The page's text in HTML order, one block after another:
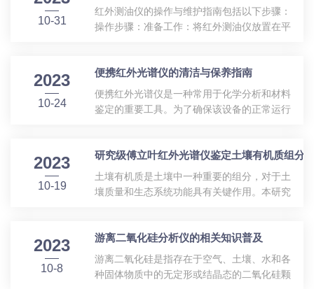
分子结构和化学键信息。二、红外光谱仪在材
料...
些问题，红外光谱仪厂家需要注重对整个价值
链进行全面管理。1、了解和把握市场需求首
用场景以及价格预期等。只有明确了市场需
化。2、研发与创新为了满足市场需求，红外
光...
10-31
红外测油仪的操作与维护指南包括以下步骤：
操作步骤：准备工作：将红外测油仪放置在平
检测油品：红外测油仪可以用于检测各种类型
的油品，但需要根据不同的油品类型来选择相
应的检测模式。将待测油品倒入红外测油仪的
始测量的按钮。等待红外测油仪进行测量，一
成测量后，读取其显示屏上的测量结果，并
根...
2023
10-24
便携红外光谱仪的清洁与保养指南
便携红外光谱仪是一种常用于化学分析和材料
鉴定的重要工具。为了确保该设备的正常运行
理及保养工作，以延长其使用寿命并提高性能
稳定性。一、清理步骤：1、断电并关闭设备
在开始任何清理操作之前，务必先断开电源并
柔软的棉布或特制的防静电布轻轻擦拭仪器表
含有溶剂或刺激性成分的液体来直接喷洒或
敷...
2023
10-19
研究级傅立叶红外光谱仪鉴定土壤有机质组分
土壤有机质是土壤中一种重要的组分，对于土
壤质量和生态系统功能具有关键作用。本研究
理方法下的变化特征。通过分析土壤样品的傅
立叶红外光谱，我们可以更加深入地了解土壤
有机质的化学成分及其动态变化规律，为土壤
2023
10-8
游离二氧化硅分析仪的相关知识普及
游离二氧化硅是指存在于空气、土壤、水和各
种固体物质中的无定形或结晶态的二氧化硅颗